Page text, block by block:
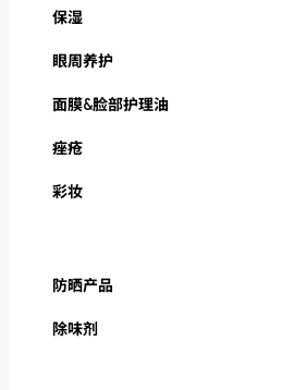
保湿
眼周养护
面膜&脸部护理油
痤疮
彩妆
防晒产品
除味剂